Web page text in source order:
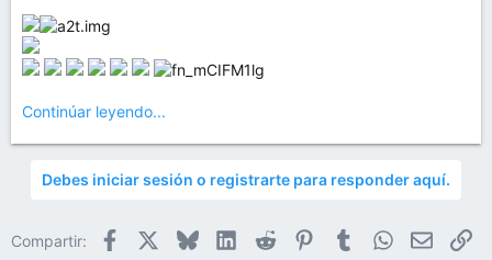
Continúar leyendo...
Debes iniciar sesión o registrarte para responder aquí.
Compartir: Facebook BlueskyLinkedIn
Reddit PinterestTumblrWhatsApp
Email